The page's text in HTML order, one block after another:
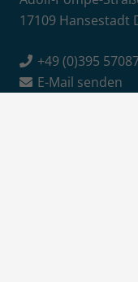
17109 Hansestadt
+49 (0)395
E-Mail senden